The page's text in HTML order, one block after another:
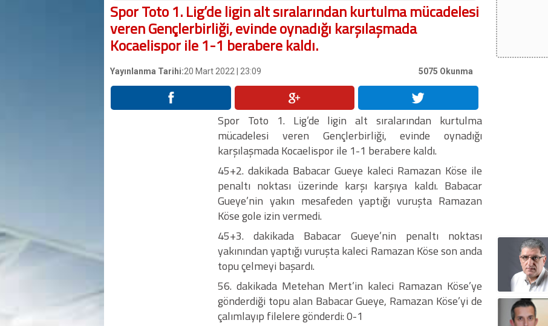
Spor Toto 1. Lig’de ligin alt sıralarından kurtulma mücadelesi
veren Gençlerbirliği, evinde oynadığı karşılaşmada
Kocaelispor ile 1-1 berabere kaldı.
Yayınlanma Tarihi:20 Mart 2022 | 23:09 5075 Okunma
Spor Toto 1. Lig’de ligin alt sıralarından kurtulma
mücadelesi veren Gençlerbirliği, evinde oynadığı
karşılaşmada Kocaelispor ile 1-1 berabere kaldı.
45+2. dakikada Babacar Gueye kaleci Ramazan Köse ile
penaltı noktası üzerinde karşı karşıya kaldı. Babacar
Gueye’nin yakın mesafeden yaptığı vuruşta Ramazan
Köse gole izin vermedi.
45+3. dakikada Babacar Gueye’nin penaltı noktası
yakınından yaptığı vuruşta kaleci Ramazan Köse son anda
topu çelmeyi başardı.
56. dakikada Metehan Mert’in kaleci Ramazan Köse’ye
gönderdiği topu alan Babacar Gueye, Ramazan Köse’yi de
çalımlayıp filelere gönderdi: 0-1